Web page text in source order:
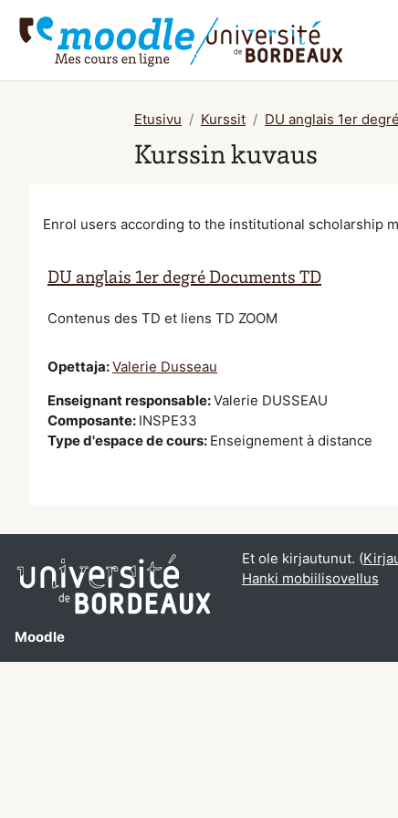
Etusivu Kurssit DU anglais 1er
Kurssin kuvaus
Enrol users according to the institutional scholarship
DU anglais 1er degré Documents TD
Contenus des TD et liens TD ZOOM
Opettaja:Valerie Dusseau
Enseignant responsable:Valerie DUSSEAU
Composante: INSPE33
Type d'espace de cours: Enseignement à distance
Moodle
Et ole kirjautunut. (
Hanki mobiilisovellus